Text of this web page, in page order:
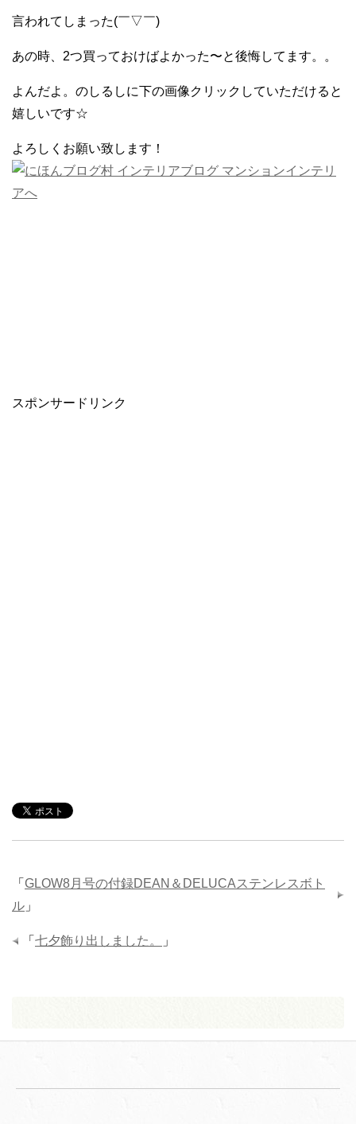
言われてしまった(￣▽￣)
あの時、2つ買っておけばよかった〜と後悔してます。。
よんだよ。のしるしに下の画像クリックしていただけると
嬉しいです☆
よろしくお願い致します！
スポンサードリンク
「 GLOW8月号の付録DEAN＆DELUCAステンレスボト
ル 」
「 七夕飾り出しました。 」